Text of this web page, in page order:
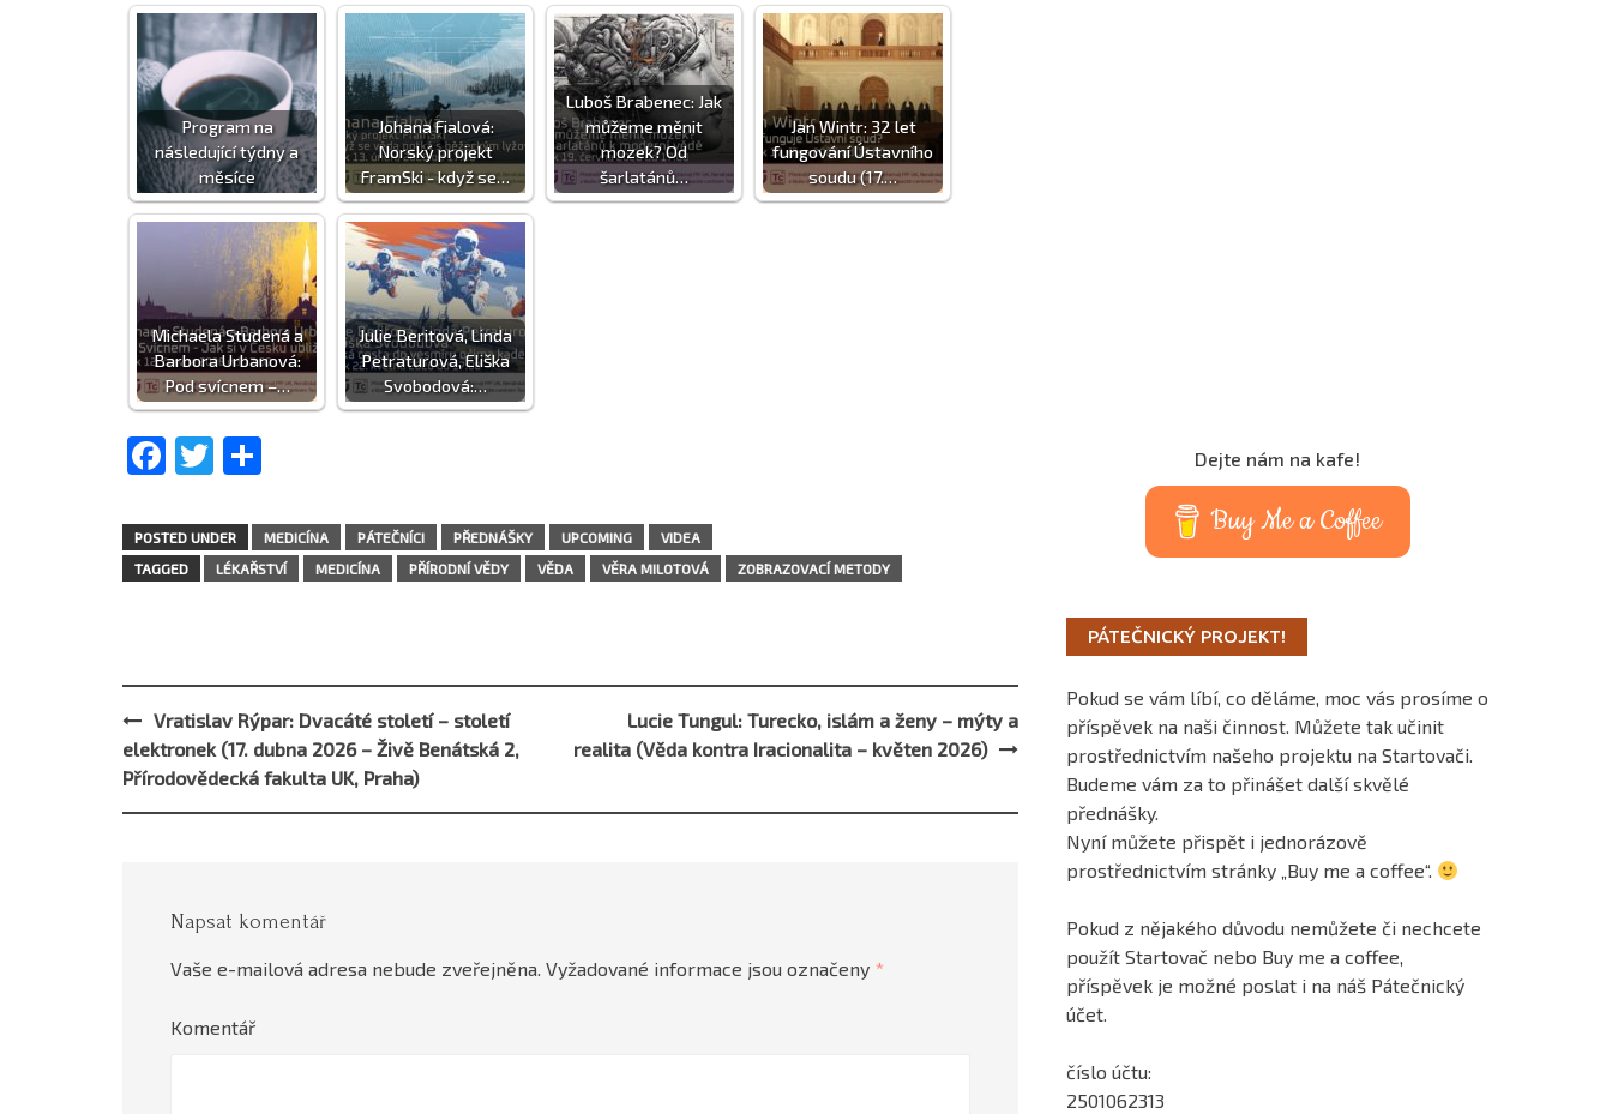
Program na
následující týdny a
měsíce
Johana Fialová:
Norský projekt
FramSki - když se…
Luboš Brabenec: Jak
můžeme měnit
mozek? Od
šarlatánů…
Jan Wintr: 32 let
fungování Ústavního
soudu (17.…
Michaela Studená a
Barbora Urbanová:
Pod svícnem –…
Julie Beritová, Linda
Petraturová, Eliška
Svobodová:…
Facebook
Twitter
POSTED UNDER MEDICÍNA PÁTEČNÍCI PŘEDNÁŠKY UPCOMING
VIDEA
TAGGED
LÉKAŘSTVÍ MEDICÍNA PŘÍRODNÍ VĚDY VĚDA VĚRA MILOTOVÁ ZOBRAZOVACÍ METODY
Post
navigation
Vratislav Rýpar: Dvacáté století – století
elektronek (17. dubna 2026 – Živě Benátská 2,
Přírodovědecká fakulta UK, Praha)
Lucie Tungul: Turecko, islám a ženy – mýty a
realita (Věda kontra Iracionalita – květen 2026)
Napsat komentář
Vaše e-mailová adresa nebude zveřejněna. Vyžadované informace jsou označeny *
Komentář
Dejte nám na kafe!
Buy Me a Coffee
PÁTEČNICKÝ PROJEKT!
Pokud se vám líbí, co děláme, moc vás prosíme o
příspěvek na naši činnost. Můžete tak učinit
prostřednictvím našeho projektu na Startovači.
Budeme vám za to přinášet další skvělé
přednášky.
Nyní můžete přispět i jednorázově
prostřednictvím stránky „Buy me a coffee“.
Pokud z nějakého důvodu nemůžete či nechcete
použít Startovač nebo Buy me a coffee,
příspěvek je možné poslat i na náš Pátečnický
účet.
číslo účtu:
2501062313